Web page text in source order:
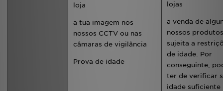
loja
a tua imagem nos
nossos CCTV ou nas
câmaras de vigilância
Prova de idade
lojas
a venda de
nossos
sujeita a
de idade. Por
conseguinte,
ter de verificar
idade suficiente